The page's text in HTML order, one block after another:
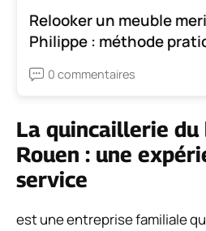
Relooker un meuble
Philippe : méthode
0 commentaires
La quincaillerie du
Rouen : une
service
est une entreprise familiale